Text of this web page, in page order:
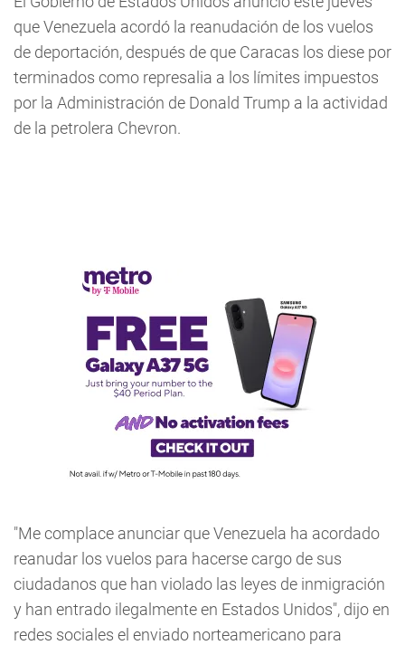
que Venezuela acordó la reanudación de los vuelos
de deportación, después de que Caracas los diese por
terminados como represalia a los límites impuestos
por la Administración de Donald Trump a la actividad
de la petrolera Chevron.
"Me complace anunciar que Venezuela ha acordado
reanudar los vuelos para hacerse cargo de sus
ciudadanos que han violado las leyes de inmigración
y han entrado ilegalmente en Estados Unidos", dijo en
redes sociales el enviado norteamericano para